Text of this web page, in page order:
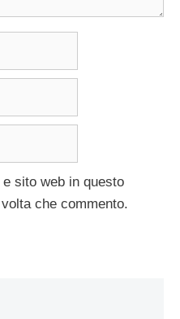
sito web in questo
che commento.